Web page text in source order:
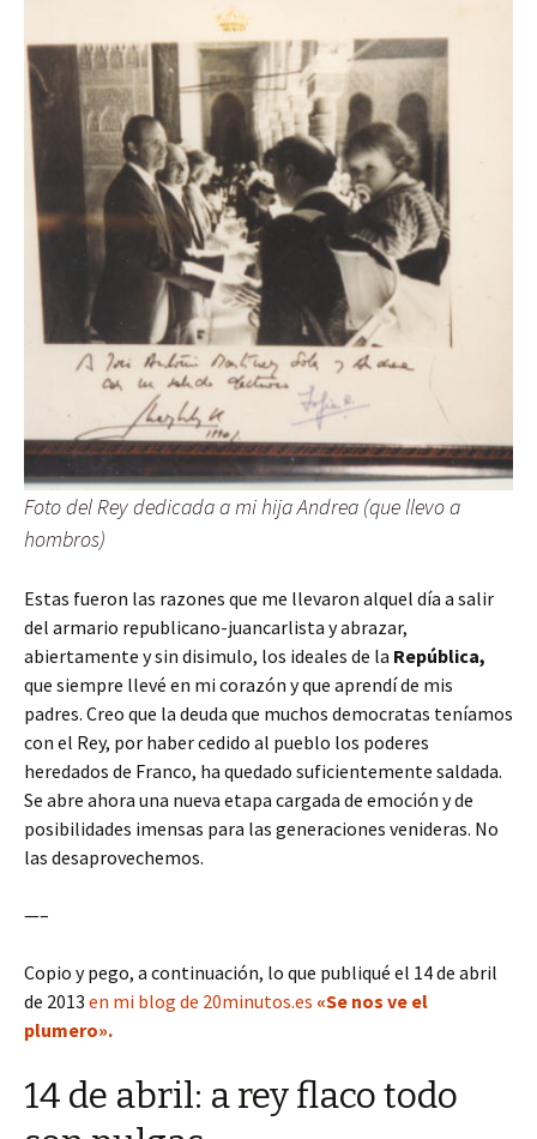
Foto del Rey dedicada a mi hija Andrea (que llevo a
hombros)
Estas fueron las razones que me llevaron alquel día a salir
del armario republicano-juancarlista y abrazar,
abiertamente y sin disimulo, los ideales de la República,
que siempre llevé en mi corazón y que aprendí de mis
padres. Creo que la deuda que muchos democratas teníamos
con el Rey, por haber cedido al pueblo los poderes
heredados de Franco, ha quedado suficientemente saldada.
Se abre ahora una nueva etapa cargada de emoción y de
posibilidades imensas para las generaciones venideras. No
las desaprovechemos.
—–
Copio y pego, a continuación, lo que publiqué el 14 de abril
de 2013 en mi blog de 20minutos.es «Se nos ve el
plumero».
14 de abril: a rey flaco todo